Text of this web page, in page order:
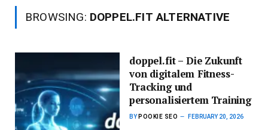
BROWSING: DOPPEL.FIT ALTERNATIVE
doppel.fit – Die Zukunft
von digitalem Fitness-
Tracking und
personalisiertem Training
BY POOKIE SEO FEBRUARY 20, 2026